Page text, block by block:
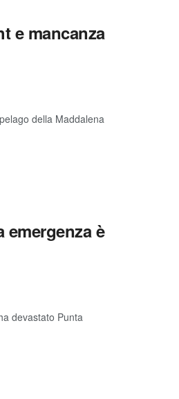
e mancanza
della Maddalena
è
devastato Punta